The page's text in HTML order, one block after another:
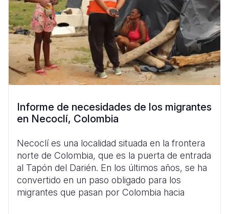
Informe de necesidades de los migrantes
en Necoclí, Colombia
Necoclí es una localidad situada en la frontera
norte de Colombia, que es la puerta de entrada
al Tapón del Darién. En los últimos años, se ha
convertido en un paso obligado para los
migrantes que pasan por Colombia hacia